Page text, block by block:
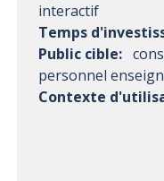
interactif
Temps
Public cible:
personnel
Contexte